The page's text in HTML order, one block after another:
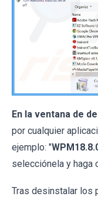
En la ventana de
por cualquier
ejemplo: "
selecciónela y haga
Tras desinstalar los